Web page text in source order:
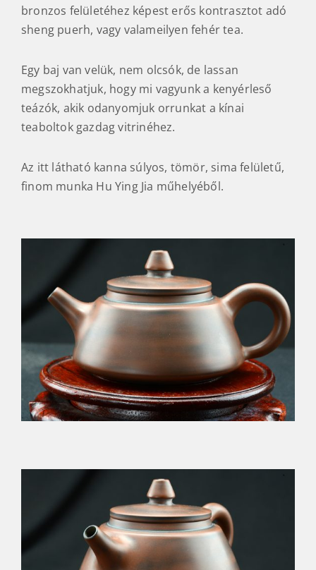
bronzos felületéhez képest erős kontrasztot adó
sheng puerh, vagy valameilyen fehér tea.
Egy baj van velük, nem olcsók, de lassan
megszokhatjuk, hogy mi vagyunk a kenyérleső
teázók, akik odanyomjuk orrunkat a kínai
teaboltok gazdag vitrinéhez.
Az itt látható kanna súlyos, tömör, sima felületű,
finom munka Hu Ying Jia műhelyéből.